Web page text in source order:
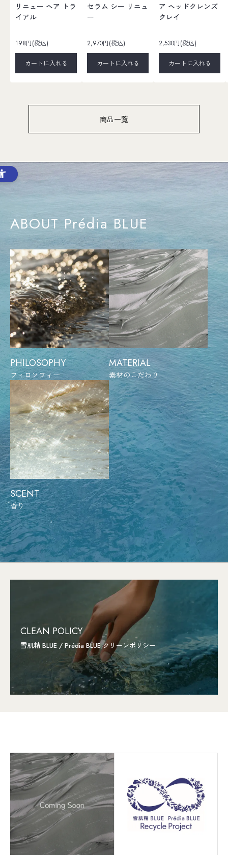
リニュー ヘア トラ
イアル
198円(税込)
カートに入れる
セラム シー リニュ
ー
2,970円(税込)
カートに入れる
ア ヘッドクレンズ
クレイ
2,530円(税込)
カートに入れる
商品一覧
ABOUT Prédia BLUE
PHILOSOPHY
フィロソフィー
MATERIAL
素材のこだわり
SCENT
香り
CLEAN POLICY
雪肌精 BLUE / Prédia BLUE クリーンポリシー